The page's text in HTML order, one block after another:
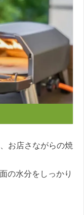
お店さながらの焼
の水分をしっかり